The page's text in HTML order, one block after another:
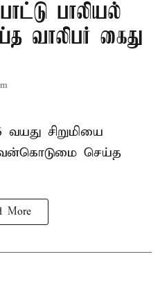
பாலியல்
வாலிபர் கைது
வயது சிறுமியை
வன்கொடுமை செய்த
More